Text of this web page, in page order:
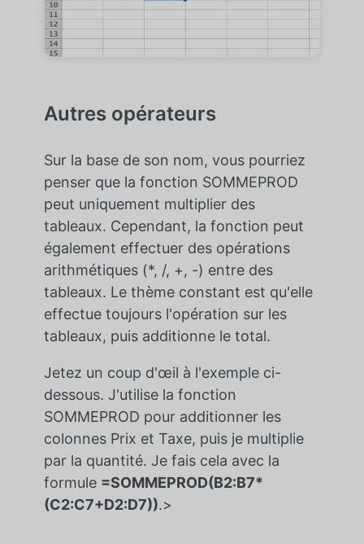
Autres opérateurs
Sur la base de son nom, vous pourriez
penser que la fonction SOMMEPROD
peut uniquement multiplier des
tableaux. Cependant, la fonction peut
également effectuer des opérations
arithmétiques (*, /, +, -) entre des
tableaux. Le thème constant est qu'elle
effectue toujours l'opération sur les
tableaux, puis additionne le total.
Jetez un coup d'œil à l'exemple ci-
dessous. J'utilise la fonction
SOMMEPROD pour additionner les
colonnes Prix et Taxe, puis je multiplie
par la quantité. Je fais cela avec la
formule =SOMMEPROD(B2:B7*
(C2:C7+D2:D7)).>